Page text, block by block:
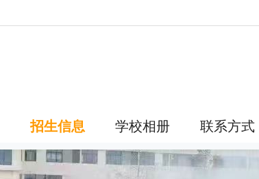
招生信息 学校相册 联系方式